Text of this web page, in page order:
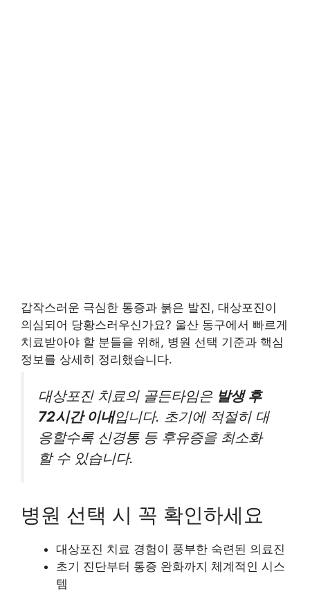
갑작스러운 극심한 통증과 붉은 발진, 대상포진이
의심되어 당황스러우신가요? 울산 동구에서 빠르게
치료받아야 할 분들을 위해, 병원 선택 기준과 핵심
정보를 상세히 정리했습니다.
대상포진 치료의 골든타임은 발생 후
72시간 이내입니다. 초기에 적절히 대
응할수록 신경통 등 후유증을 최소화
할 수 있습니다.
병원 선택 시 꼭 확인하세요
대상포진 치료 경험이 풍부한 숙련된 의료진
초기 진단부터 통증 완화까지 체계적인 시스
템